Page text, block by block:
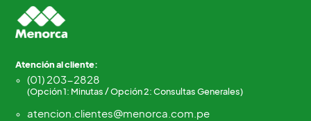
Atención al cliente:
(01) 203-2828
(Opción 1: Minutas / Opción 2: Consultas Generales)
atencion.clientes@menorca.com.pe